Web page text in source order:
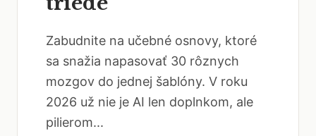
Zabudnite na učebné osnovy, ktoré
sa snažia napasovať 30 rôznych
mozgov do jednej šablóny. V roku
2026 už nie je AI len doplnkom, ale
pilierom...